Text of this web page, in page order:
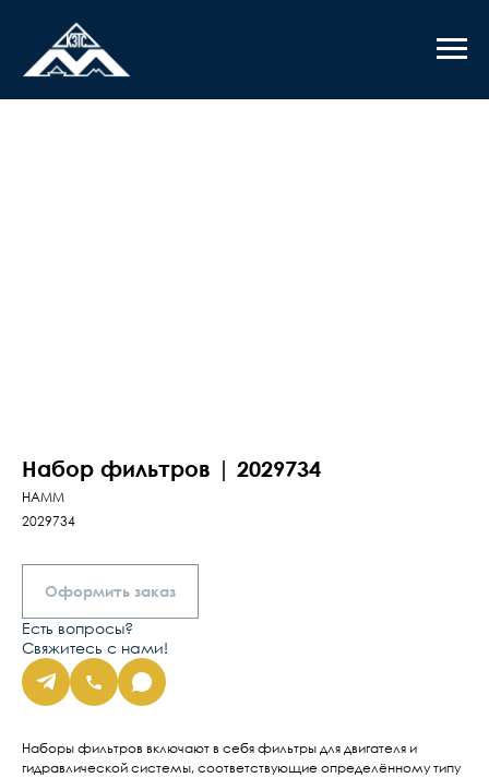
Набор фильтров | 2029734
HAMM
2029734
Оформить заказ
Есть вопросы?
Свяжитесь с нами!
Наборы фильтров включают в себя фильтры для двигателя и
гидравлической системы, соответствующие определённому типу